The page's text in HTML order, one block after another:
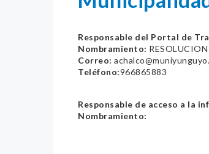
Responsable del Portal de
Nombramiento:
Correo:
Teléfono:966865883
Responsable de acceso a la
Nombramiento: